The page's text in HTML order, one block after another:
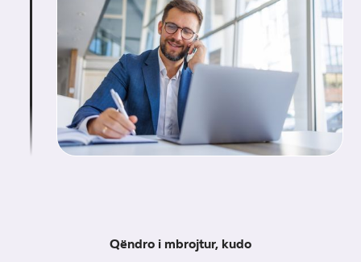
Qëndro i mbrojtur, kudo